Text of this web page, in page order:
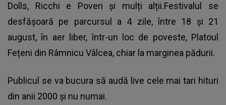
Dolls, Ricchi e Poveri și mulți alții.Festivalul se
desfășoară pe parcursul a 4 zile, între 18 și 21
august, în aer liber, într-un loc de poveste, Platoul
Fețeni din Râmnicu Vâlcea, chiar la marginea pădurii.
Publicul se va bucura să audă live cele mai tari hituri
din anii 2000 și nu numai.